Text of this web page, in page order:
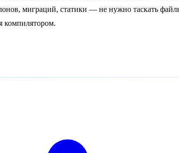
миграций, статики — не нужно таскать
компилятором.